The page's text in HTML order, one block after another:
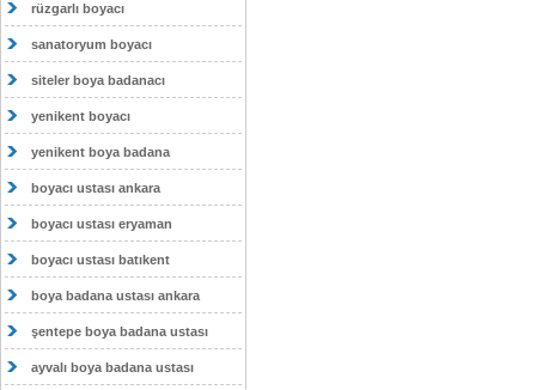
rüzgarlı boyacı
sanatoryum boyacı
siteler boya badanacı
yenikent boyacı
yenikent boya badana
boyacı ustası ankara
boyacı ustası eryaman
boyacı ustası batıkent
boya badana ustası ankara
şentepe boya badana ustası
ayvalı boya badana ustası